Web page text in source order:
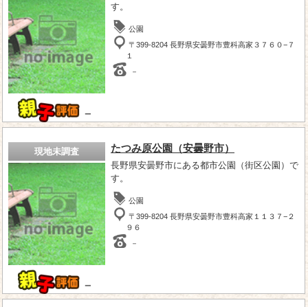
－
す。
公園
〒399-8204 長野県安曇野市豊科高家３７６０−７
１
－
現地未調査
－
たつみ原公園（安曇野市）
長野県安曇野市にある都市公園（街区公園）で
す。
公園
〒399-8204 長野県安曇野市豊科高家１１３７−２
９６
－